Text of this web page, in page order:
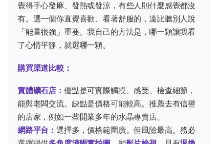
覺得手心發麻、發熱或發涼，有些人則什麼感覺都沒
有。選一個你直覺喜歡、看著舒服的，遠比聽別人說
「能量很強」重要。我自己的方法是，哪一顆讓我看
了心情平靜，就選哪一顆。
購買渠道比較：
實體礦石店： 優點是可實際觸摸、感受、檢查細節，
能與老闆交流。缺點是價格可能較高。推薦去有信譽
的店家，例如一些開業多年的水晶專賣店。
網路平台：選擇多，價格範圍廣。但風險最高。務必